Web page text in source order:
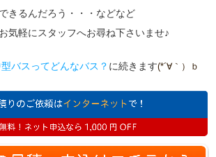
きるんだろう・・・などなど
気軽にスタッフへお尋ね下さいませ♪
バスってどんなバス？ に続きます(*´∀｀）ｂ